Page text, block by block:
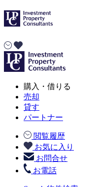
購入・借りる
売却
貸す
パートナー
閲覧履歴
お気に入り
お問合せ
お電話